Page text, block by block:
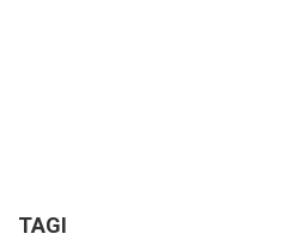
TAGI